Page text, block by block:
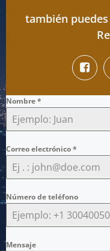
también
Nombre*
Correo electrónico*
Número de teléfono
Mensaje